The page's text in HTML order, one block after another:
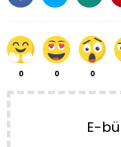
0 0 0
E-